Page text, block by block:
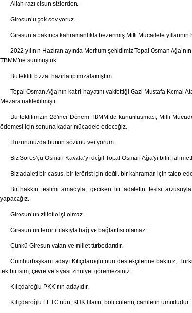
Allah razı olsun sizlerden.
Giresun’u çok seviyoruz.
Giresun’a bakınca kahramanlıkla bezenmiş Milli Mücadele yıllarının
2022 yılının Haziran ayında Merhum şehidimiz Topal Osman
TBMM’ne sunmuştuk.
Bu teklifi bizzat hazırlatıp imzalamıştım.
Topal Osman Ağa’nın kabri hayatını vakfettiği Gazi Mustafa Kemal
Mezara nakledilmişti.
Bu teklifimizin 28’inci Dönem TBMM’de kanunlaşması, Milli
ödemesi için sonuna kadar mücadele edeceğiz.
Huzurunuzda bunun sözünü veriyorum.
Biz Soros’çu Osman Kavala’yı değil Topal Osman Ağa’yı bilir,
Biz adaleti bir casus, bir terörist için değil, bir kahraman için talep
Bir hakkın teslimi amacıyla, geciken bir adaletin tesisi
yapacağız.
Giresun’un zilletle işi olmaz.
Giresun’un terör ittifakıyla bağ ve bağlantısı olamaz.
Çünkü Giresun vatan ve millet türbedarıdır.
Cumhurbaşkanı adayı Kılıçdaroğlu’nun destekçilerine bakınız,
tek bir isim, çevre ve siyasi zihniyet göremezsiniz.
Kılıçdaroğlu PKK’nın adayıdır.
Kılıçdaroğlu FETÖ’nün, KHK’lıların, bölücülerin, canilerin umududur.